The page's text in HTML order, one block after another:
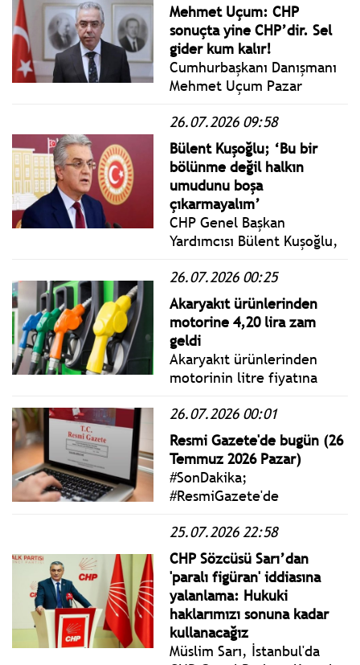
sevk edildiğini açıkladı.
Mehmet Uçum: CHP
sonuçta yine CHP’dir. Sel
gider kum kalır!
Cumhurbaşkanı Danışmanı
Mehmet Uçum Pazar
değerlendirdi; Türkiye’nin
gündeminde CHP ve Yeni
Parti ayrışması genel
politikanın ihtiyaçları
açısından son derece
önemsizdir.
26.07.2026 09:58
Bülent Kuşoğlu; ‘Bu bir
bölünme değil halkın
umudunu boşa
çıkarmayalım’
CHP Genel Başkan
Yardımcısı Bülent Kuşoğlu,
muhalefeti birleştirmek
lazım. Ortak aday
çıkarmamız lazım. Başarı
ihtimali var biliyorum ama
bu kafayla yok tabii
26.07.2026 00:25
Akaryakıt ürünlerinden
motorine 4,20 lira zam
geldi
Akaryakıt ürünlerinden
motorinin litre fiyatına
26.07.2026 00:01
Resmi Gazete'de bugün (26
Temmuz 2026 Pazar)
#SonDakika;
#ResmiGazete'de
2026 Pazar yönetmelik,
genelge ve tebliğler
takip edebilirsiniz.
25.07.2026 22:58
CHP Sözcüsü Sarı’dan
'paralı figüran' iddiasına
yalanlama: Hukuki
haklarımızı sonuna kadar
kullanacağız
Müslim Sarı, İstanbul'da